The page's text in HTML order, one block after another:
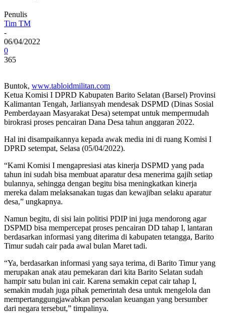
Penulis
Tim TM
-
06/04/2022
0
365
Buntok, www.tabloidmilitan.com
Ketua Komisi I DPRD Kabupaten Barito Selatan (Barsel) Provinsi
Kalimantan Tengah, Jarliansyah mendesak DSPMD (Dinas Sosial
Pemberdayaan Masyarakat Desa) setempat untuk mempermudah
birokrasi proses pencairan Dana Desa tahun anggaran 2022.
Hal ini disampaikannya kepada awak media ini di ruang Komisi I
DPRD setempat, Selasa (05/04/2022).
“Kami Komisi I mengapresiasi atas kinerja DSPMD yang pada
tahun ini sudah bisa membuat aparatur desa menerima gajih setiap
bulannya, sehingga dengan begitu bisa meningkatkan kinerja
mereka dalam melaksanakan tugas dan kewajiban selaku aparatur
desa,” ungkapnya.
Namun begitu, di sisi lain politisi PDIP ini juga mendorong agar
DSPMD bisa mempercepat proses pencairan DD tahap I, lantaran
berdasarkan informasi yang diterima di kabupaten tetangga, Barito
Timur sudah cair pada awal bulan Maret tadi.
“Ya, berdasarkan informasi yang saya terima, di Barito Timur yang
merupakan anak atau pemekaran dari kita Barito Selatan sudah
hampir satu bulan ini cair. Karena semakin cepat cair tahap I,
semakin mudah juga pihak pemerintah desa untuk mengelola dan
mempertanggungjawabkan persoalan keuangan yang bersumber
dari negara tersebut,” timpalinya.